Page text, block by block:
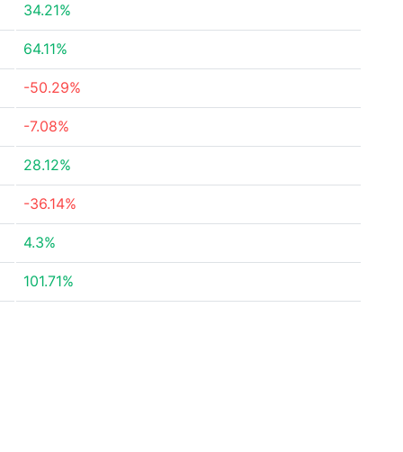
34.21%
64.11%
-50.29%
-7.08%
28.12%
-36.14%
4.3%
101.71%